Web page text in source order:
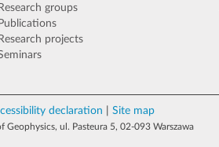
Research groups
Publications
Research projects
declaration Site map
ul. Pasteura 5, 02-093 Warszawa